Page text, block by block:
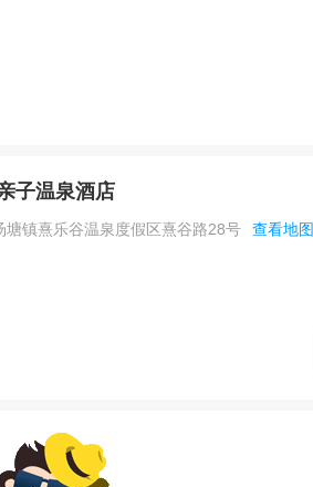
子温泉酒店
塘镇熹乐谷温泉度假区熹谷路28号 查看地图